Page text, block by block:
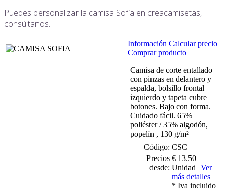
Puedes personalizar la camisa Sofía en creacamisetas,
consúltanos.
Información Calcular precio
Comprar producto
Camisa de corte entallado
con pinzas en delantero y
espalda, bolsillo frontal
izquierdo y tapeta cubre
botones. Bajo con forma.
Cuidado fácil. 65%
poliéster / 35% algodón,
popelín , 130 g/m²
Código: CSC
Precios
desde:
€ 13.50
Unidad
Ver
más detalles
* Iva incluido